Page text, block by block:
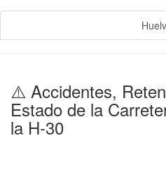
⚠️ Accidentes,
Estado de la
la H-30